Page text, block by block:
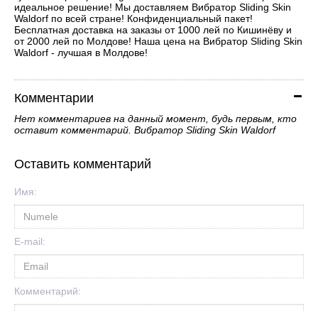
идеальное решение! Мы доставляем Вибратор Sliding Skin
Waldorf по всей стране! Конфиденциальный пакет!
Бесплатная доставка на заказы от 1000 лей по Кишинёву и
от 2000 лей по Молдове! Наша цена на Вибратор Sliding Skin
Waldorf - лучшая в Молдове!
Комментарии
Нет комментариев на данный момент, будь первым, кто
оставит комментарий. Вибратор Sliding Skin Waldorf
Оставить комментарий
Имя:
E-mail:
Комментарий: